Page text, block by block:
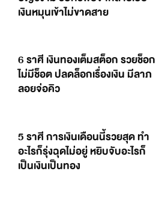
เงินหมุนเข้าไม่ขาดสาย
6 ราศี เงินทองเต็มสต็อก รวยช็อก
ไม่มีช็อต ปลดล็อกเรื่องเงิน มีลาภ
ลอยจ่อคิว
5 ราศี การเงินเดือนนี้รวยสุด ทำ
อะไรก็รุ่งฉุดไม่อยู่ หยิบจับอะไรก็
เป็นเงินเป็นทอง